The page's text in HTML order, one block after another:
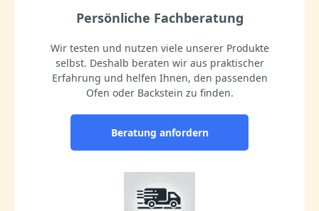
Persönliche Fachberatung
Wir testen und nutzen viele unserer Produkte
selbst. Deshalb beraten wir aus praktischer
Erfahrung und helfen Ihnen, den passenden
Ofen oder Backstein zu finden.
Beratung anfordern